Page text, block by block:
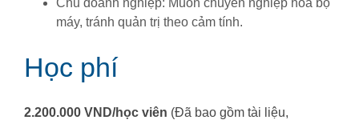
máy, tránh quản trị theo cảm tính.
Học phí
2.200.000 VND/học viên (Đã bao gồm tài liệu,